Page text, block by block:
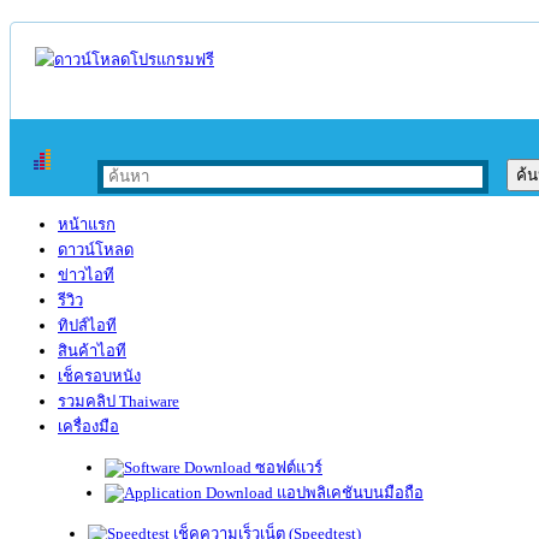
หน้าแรก
ดาวน์โหลด
ข่าวไอที
รีวิว
ทิปส์ไอที
สินค้าไอที
เช็ครอบหนัง
รวมคลิป Thaiware
เครื่องมือ
ซอฟต์แวร์
แอปพลิเคชันบนมือถือ
เช็คความเร็วเน็ต (Speedtest)